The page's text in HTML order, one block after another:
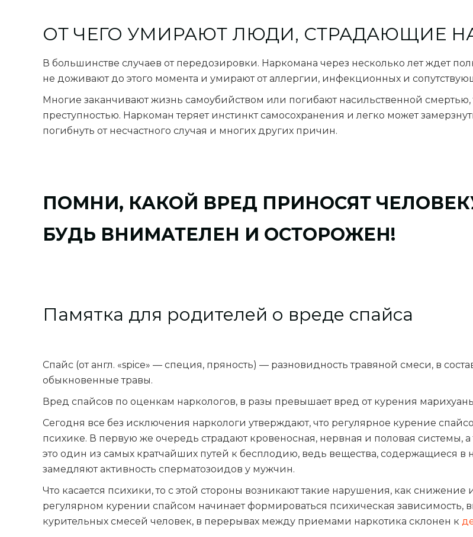
ОТ ЧЕГО УМИРАЮТ ЛЮДИ, СТРАДАЮЩИЕ
В большинстве случаев от передозировки. Наркомана через несколько лет ждет
не доживают до этого момента и умирают от аллергии, инфекционных и
Многие заканчивают жизнь самоубийством или погибают насильственной смертью,
преступностью. Наркоман теряет инстинкт самосохранения и легко может
погибнуть от несчастного случая и многих других причин.
ПОМНИ, КАКОЙ ВРЕД ПРИНОСЯТ
БУДЬ ВНИМАТЕЛЕН И ОСТОРОЖЕН!
Памятка для родителей о вреде спайса
Спайс (от англ. «spice» — специя, пряность) — разновидность травяной смеси, в
обыкновенные травы.
Вред спайсов по оценкам наркологов, в разы превышает вред от курения
Сегодня все без исключения наркологи утверждают, что регулярное курение
психике. В первую же очередь страдают кровеносная, нервная и половая
это один из самых кратчайших путей к бесплодию, ведь вещества, содержащиеся
замедляют активность сперматозоидов у мужчин.
Что касается психики, то с этой стороны возникают такие нарушения, как
регулярном курении спайсом начинает формироваться психическая зависимость,
курительных смесей человек, в перерывах между приемами наркотика склонен к